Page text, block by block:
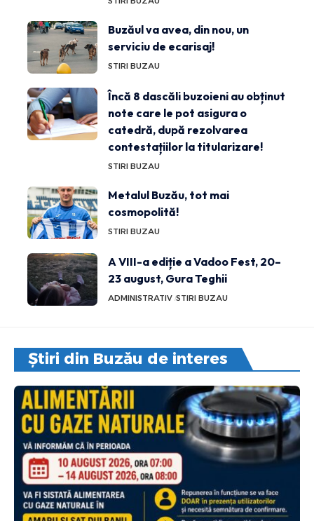
Buzăul va avea, din nou, un
serviciu de ecarisaj!
STIRI BUZAU
Încă 8 dascăli buzoieni au obținut
note care le pot asigura o
catedră, după rezolvarea
contestațiilor la titularizare!
STIRI BUZAU
Metalul Buzău, tot mai
cosmopolită!
STIRI BUZAU
A VIII-a ediție a Vadoo Fest, 20–
23 august, Gura Teghii
ADMINISTRATIV STIRI BUZAU
Știri din Buzău de interes